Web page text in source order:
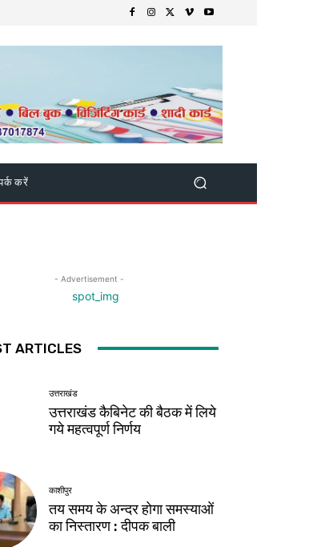
करें
- Advertisement -
ARTICLES
उत्तराखंड
उत्तराखंड कैबिनेट की बैठक में लिये
गये महत्वपूर्ण निर्णय
काशीपुर
तय समय के अन्दर होगा समस्याओं
का निस्तारण : दीपक बाली